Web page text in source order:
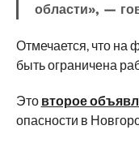
области», —
Отмечается, что на
быть ограничена
Это второе
опасности в